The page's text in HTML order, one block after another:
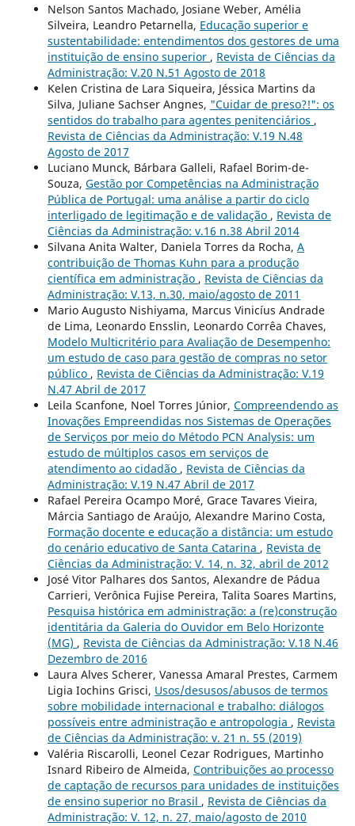
Nelson Santos Machado, Josiane Weber, Amélia
Silveira, Leandro Petarnella, Educação superior e
sustentabilidade: entendimentos dos gestores de uma
instituição de ensino superior , Revista de Ciências da
Administração: V.20 N.51 Agosto de 2018
Kelen Cristina de Lara Siqueira, Jéssica Martins da
Silva, Juliane Sachser Angnes, "Cuidar de preso?!": os
sentidos do trabalho para agentes penitenciários ,
Revista de Ciências da Administração: V.19 N.48
Agosto de 2017
Luciano Munck, Bárbara Galleli, Rafael Borim-de-
Souza, Gestão por Competências na Administração
Pública de Portugal: uma análise a partir do ciclo
interligado de legitimação e de validação , Revista de
Ciências da Administração: v.16 n.38 Abril 2014
Silvana Anita Walter, Daniela Torres da Rocha, A
contribuição de Thomas Kuhn para a produção
científica em administração , Revista de Ciências da
Administração: V.13, n.30, maio/agosto de 2011
Mario Augusto Nishiyama, Marcus Vinicíus Andrade
de Lima, Leonardo Ensslin, Leonardo Corrêa Chaves,
Modelo Multicritério para Avaliação de Desempenho:
um estudo de caso para gestão de compras no setor
público , Revista de Ciências da Administração: V.19
N.47 Abril de 2017
Leila Scanfone, Noel Torres Júnior, Compreendendo as
Inovações Empreendidas nos Sistemas de Operações
de Serviços por meio do Método PCN Analysis: um
estudo de múltiplos casos em serviços de
atendimento ao cidadão , Revista de Ciências da
Administração: V.19 N.47 Abril de 2017
Rafael Pereira Ocampo Moré, Grace Tavares Vieira,
Márcia Santiago de Araújo, Alexandre Marino Costa,
Formação docente e educação a distância: um estudo
do cenário educativo de Santa Catarina , Revista de
Ciências da Administração: V. 14, n. 32, abril de 2012
José Vitor Palhares dos Santos, Alexandre de Pádua
Carrieri, Verônica Fujise Pereira, Talita Soares Martins,
Pesquisa histórica em administração: a (re)construção
identitária da Galeria do Ouvidor em Belo Horizonte
(MG) , Revista de Ciências da Administração: V.18 N.46
Dezembro de 2016
Laura Alves Scherer, Vanessa Amaral Prestes, Carmem
Ligia Iochins Grisci, Usos/desusos/abusos de termos
sobre mobilidade internacional e trabalho: diálogos
possíveis entre administração e antropologia , Revista
de Ciências da Administração: v. 21 n. 55 (2019)
Valéria Riscarolli, Leonel Cezar Rodrigues, Martinho
Isnard Ribeiro de Almeida, Contribuições ao processo
de captação de recursos para unidades de instituições
de ensino superior no Brasil , Revista de Ciências da
Administração: V. 12, n. 27, maio/agosto de 2010